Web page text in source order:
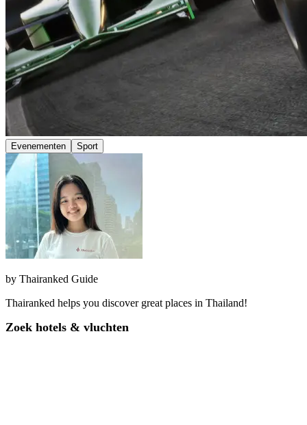
Evenementen Sport
by Thairanked Guide
Thairanked helps you discover great places in Thailand!
Zoek hotels & vluchten